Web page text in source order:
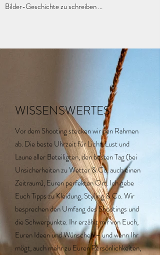
Bilder-Geschichte zu schreiben ...
WISSENSWERTES
Vor dem Shooting stecken wir den Rahmen
ab. Die beste Uhrzeit für Licht, Lust und
Laune aller Beteiligten, den besten Tag (bei
Unsicherheiten zu Wetter & Co. auch einen
Zeitraum), Euren perfekten Ort. Ich gebe
Euch Tipps zu Kleidung, Styling & Co. Wir
besprechen den Umfang des Shootings und
die Schwerpunkte. Ihr erzählt mir von Euch,
Euren Ideen und Wünschen – und wenn Ihr
mögt, auch mehr zu Euren Persönlichkeiten,